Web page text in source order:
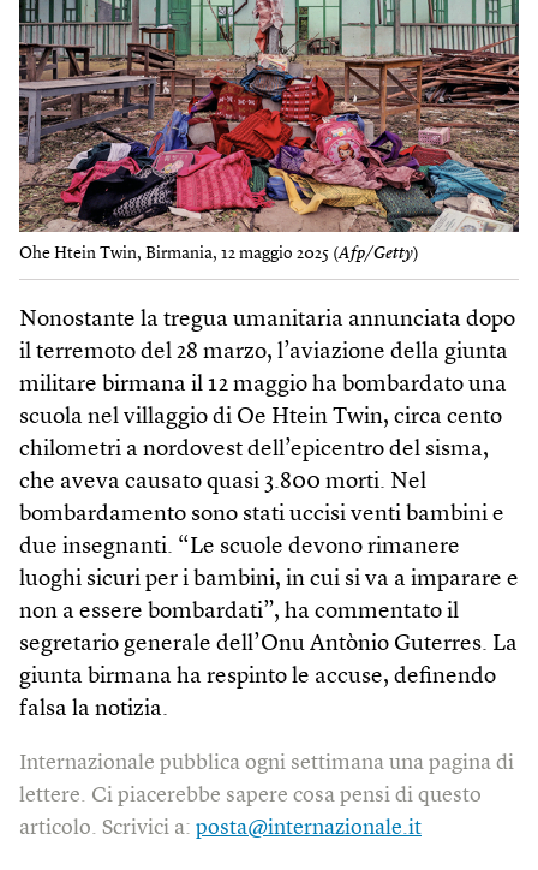
Ohe Htein Twin, Birmania, 12 maggio 2025 (Afp/Getty)
Nonostante la tregua umanitaria annunciata dopo
il terremoto del 28 marzo, l’aviazione della giunta
militare birmana il 12 maggio ha bombardato una
scuola nel villaggio di Oe Htein Twin, circa cento
chilometri a nordovest dell’epicentro del sisma,
che aveva causato quasi 3.800 morti. Nel
bombardamento sono stati uccisi venti bambini e
due insegnanti. “Le scuole devono rimanere
luoghi sicuri per i bambini, in cui si va a imparare e
non a essere bombardati”, ha commentato il
segretario generale dell’Onu Antònio Guterres. La
giunta birmana ha respinto le accuse, definendo
falsa la notizia.
Internazionale pubblica ogni settimana una pagina di
lettere. Ci piacerebbe sapere cosa pensi di questo
articolo. Scrivici a: posta@internazionale.it